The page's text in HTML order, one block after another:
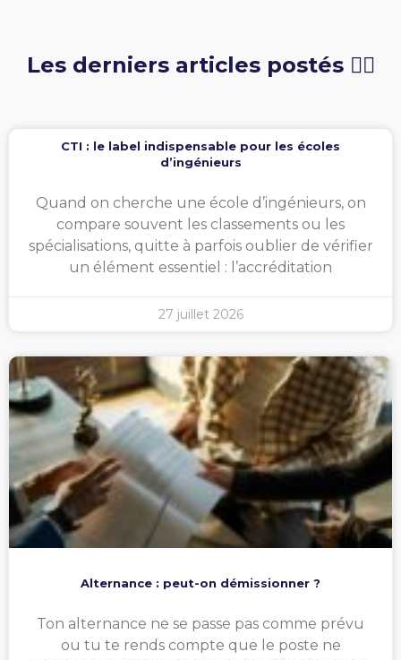
Les derniers articles postés 👇🏻
CTI : le label indispensable pour les écoles
d’ingénieurs
Quand on cherche une école d’ingénieurs, on
compare souvent les classements ou les
spécialisations, quitte à parfois oublier de vérifier
un élément essentiel : l’accréditation
27 juillet 2026
Alternance : peut-on démissionner ?
Ton alternance ne se passe pas comme prévu
ou tu te rends compte que le poste ne